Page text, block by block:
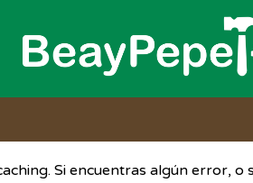
Si encuentras algún error,